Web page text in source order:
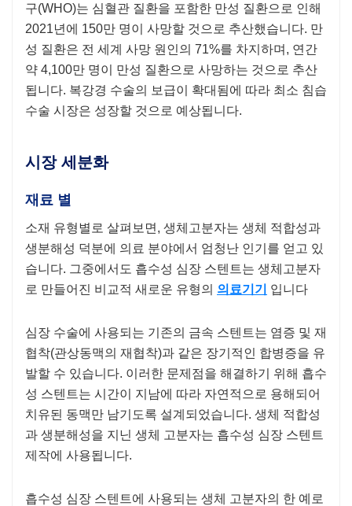
구(WHO)는 심혈관 질환을 포함한 만성 질환으로 인해
2021년에 150만 명이 사망할 것으로 추산했습니다. 만
성 질환은 전 세계 사망 원인의 71%를 차지하며, 연간
약 4,100만 명이 만성 질환으로 사망하는 것으로 추산
됩니다. 복강경 수술의 보급이 확대됨에 따라 최소 침습
수술 시장은 성장할 것으로 예상됩니다.
시장 세분화
재료 별
소재 유형별로 살펴보면, 생체고분자는 생체 적합성과
생분해성 덕분에 의료 분야에서 엄청난 인기를 얻고 있
습니다. 그중에서도 흡수성 심장 스텐트는 생체고분자
로 만들어진 비교적 새로운 유형의 의료기기 입니다
심장 수술에 사용되는 기존의 금속 스텐트는 염증 및 재
협착(관상동맥의 재협착)과 같은 장기적인 합병증을 유
발할 수 있습니다. 이러한 문제점을 해결하기 위해 흡수
성 스텐트는 시간이 지남에 따라 자연적으로 용해되어
치유된 동맥만 남기도록 설계되었습니다. 생체 적합성
과 생분해성을 지닌 생체 고분자는 흡수성 심장 스텐트
제작에 사용됩니다.
흡수성 심장 스텐트에 사용되는 생체 고분자의 한 예로